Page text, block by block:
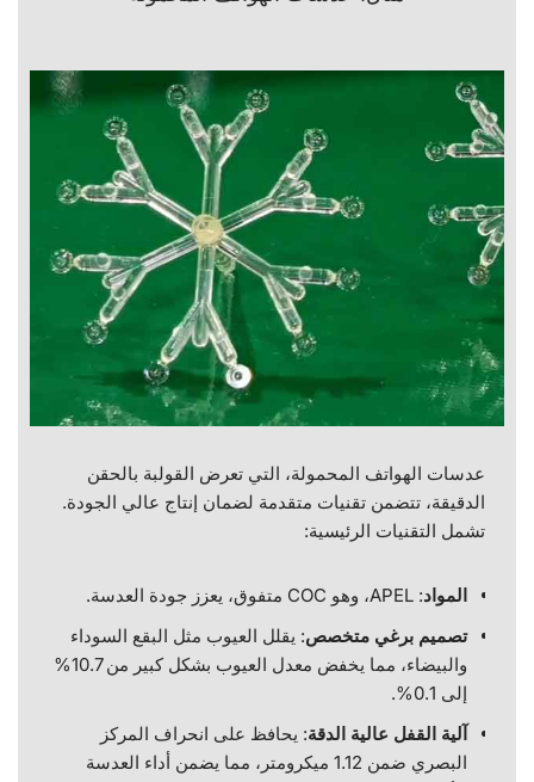
عدسات الهواتف المحمولة، التي تعرض القولبة بالحقن
الدقيقة، تتضمن تقنيات متقدمة لضمان إنتاج عالي الجودة.
تشمل التقنيات الرئيسية:
المواد: APEL، وهو COC متفوق، يعزز جودة العدسة.
تصميم برغي متخصص: يقلل العيوب مثل البقع السوداء
والبيضاء، مما يخفض معدل العيوب بشكل كبير من 10.7%
إلى 0.1%.
آلية القفل عالية الدقة: يحافظ على انحراف المركز
البصري ضمن 1.12 ميكرومتر، مما يضمن أداء العدسة